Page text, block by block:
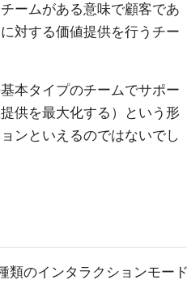
ームがある意味で顧客であ
対する価値提供を行うチー
本タイプのチームでサポー
供を最大化する）という形
ンといえるのではないでし
類のインタラクションモー